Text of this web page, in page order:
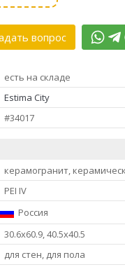
вопрос
есть на складе
Estima City
#34017
керамогранит,
PEI IV
Россия
30.6х60.9, 40.5х40.5
для стен, для пола